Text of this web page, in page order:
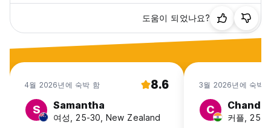
도움이 되었나요?
4월 2026년에 숙박 함 8.6
S Samantha
여성, 25-30, New Zealand
3월 2026년에 숙박
C
커플, 25-